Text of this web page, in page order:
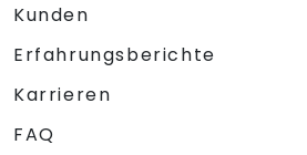
Kunden
Erfahrungsberichte
Karrieren
FAQ